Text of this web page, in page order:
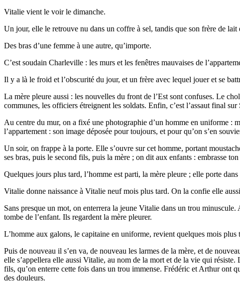
Vitalie vient le voir le dimanche.
Un jour, elle le retrouve nu dans un coffre à sel, tandis que son frère de
Des bras d’une femme à une autre, qu’importe.
C’est soudain Charleville : les murs et les fenêtres mauvaises de
Il y a là le froid et l’obscurité du jour, et un frère avec lequel jouer et se
La mère pleure aussi : les nouvelles du front de l’Est sont confuses. Le
communes, les officiers étreignent les soldats. Enfin, c’est l’assaut final
Au centre du mur, on a fixé une photographie d’un homme en uniforme :
l’appartement : son image déposée pour toujours, et pour qu’on s’en
Un soir, on frappe à la porte. Elle s’ouvre sur cet homme, portant
ses bras, puis le second fils, puis la mère ; on dit aux enfants : embrasse
Quelques jours plus tard, l’homme est parti, la mère pleure ; elle porte
Vitalie donne naissance à Vitalie neuf mois plus tard. On la confie elle
Sans presque un mot, on enterrera la jeune Vitalie dans un trou
tombe de l’enfant. Ils regardent la mère pleurer.
L’homme aux galons, le capitaine en uniforme, revient quelques mois
Puis de nouveau il s’en va, de nouveau les larmes de la mère, et de
elle s’appellera elle aussi Vitalie, au nom de la mort et de la vie qui
fils, qu’on enterre cette fois dans un trou immense. Frédéric et Arthur ont
des douleurs.